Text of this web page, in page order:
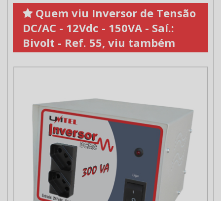
Quem viu Inversor de Tensão
DC/AC - 12Vdc - 150VA - Saí.:
Bivolt - Ref. 55, viu também